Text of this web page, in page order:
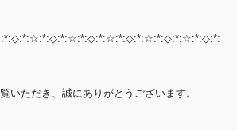
いただき、誠にありがとうございます。